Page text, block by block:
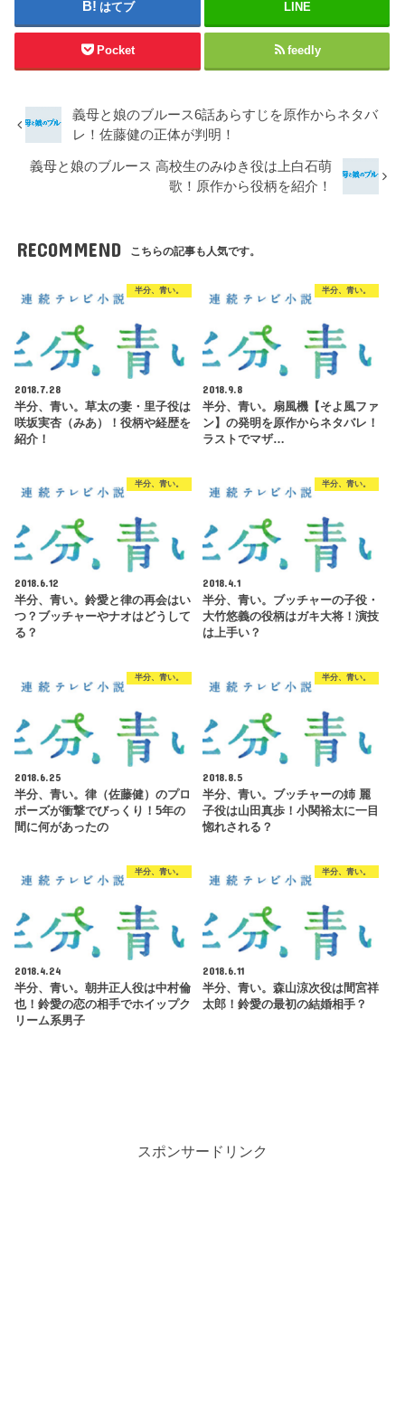
はてブ LINE
Pocket feedly
義母と娘のブルース6話あらすじを原作からネタバ
レ！佐藤健の正体が判明！
義母と娘のブルース 高校生のみゆき役は上白石萌
歌！原作から役柄を紹介！
RECOMMEND こちらの記事も人気です。
半分、青い。
2018.7.28
半分、青い。草太の妻・里子役は
咲坂実杏（みあ）！役柄や経歴を
紹介！
半分、青い。
2018.9.8
半分、青い。扇風機【そよ風ファ
ン】の発明を原作からネタバレ！
ラストでマザ…
半分、青い。
2018.6.12
半分、青い。鈴愛と律の再会はい
つ？ブッチャーやナオはどうして
る？
半分、青い。
2018.4.1
半分、青い。ブッチャーの子役・
大竹悠義の役柄はガキ大将！演技
は上手い？
半分、青い。
2018.6.25
半分、青い。律（佐藤健）のプロ
ポーズが衝撃でびっくり！5年の
間に何があったの
半分、青い。
2018.8.5
半分、青い。ブッチャーの姉 麗
子役は山田真歩！小関裕太に一目
惚れされる？
半分、青い。
2018.4.24
半分、青い。朝井正人役は中村倫
也！鈴愛の恋の相手でホイップク
リーム系男子
半分、青い。
2018.6.11
半分、青い。森山涼次役は間宮祥
太郎！鈴愛の最初の結婚相手？
スポンサードリンク